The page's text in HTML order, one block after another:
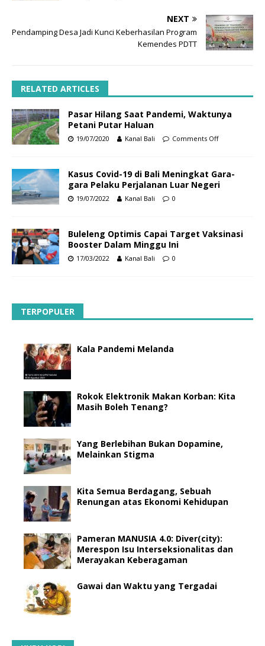
NEXT
Pendamping Desa Jadi Kunci Keberhasilan Program
Kemendes PDTT
RELATED ARTICLES
Pasar Hilang Saat Pandemi, Waktunya
Petani Putar Haluan
19/07/2020 Kanal Bali Comments Off
Kasus Covid-19 di Bali Meningkat Gara-
gara Pelaku Perjalanan Luar Negeri
19/07/2022 Kanal Bali 0
Buleleng Optimis Capai Target Vaksinasi
Booster Dalam Minggu Ini
17/03/2022 Kanal Bali 0
TERPOPULER
Kala Pandemi Melanda
Rokok Elektronik Makan Korban: Kita
Masih Boleh Tenang?
Yang Berlebihan Bukan Dopamine,
Melainkan Stigma
Kita Semua Berdagang, Sebuah
Renungan atas Ekonomi Kehidupan
Pameran MANUSIA 4.0: Diver(city):
Merespon Isu Interseksionalitas dan
Merayakan Keberagaman
Gawai dan Waktu yang Tergadai